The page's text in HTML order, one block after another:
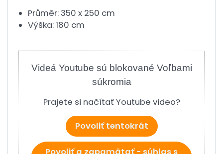
Průměr: 350 x 250 cm
Výška: 180 cm
Videá Youtube sú blokované Voľbami
súkromia
Prajete si načítať Youtube video?
Povoliť tentokrát